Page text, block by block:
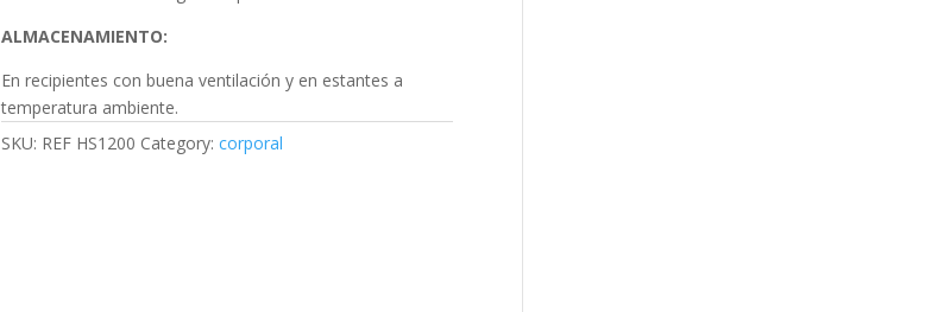
ALMACENAMIENTO:
En recipientes con buena ventilación y en estantes a
temperatura ambiente.
SKU: REF HS1200 Category:corporal